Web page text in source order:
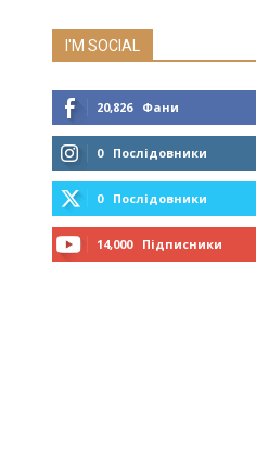
I'M SOCIAL
20,826 Фани
0 Послідовники
0 Послідовники
14,000 Підписники